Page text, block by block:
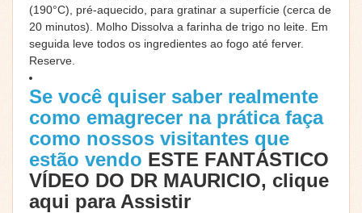
(190°C), pré-aquecido, para gratinar a superfície (cerca de
20 minutos). Molho Dissolva a farinha de trigo no leite. Em
seguida leve todos os ingredientes ao fogo até ferver.
Reserve.
Se você quiser saber realmente
como emagrecer na prática faça
como nossos visitantes que
estão vendo ESTE FANTÁSTICO
VÍDEO DO DR MAURICIO, clique
aqui para Assistir